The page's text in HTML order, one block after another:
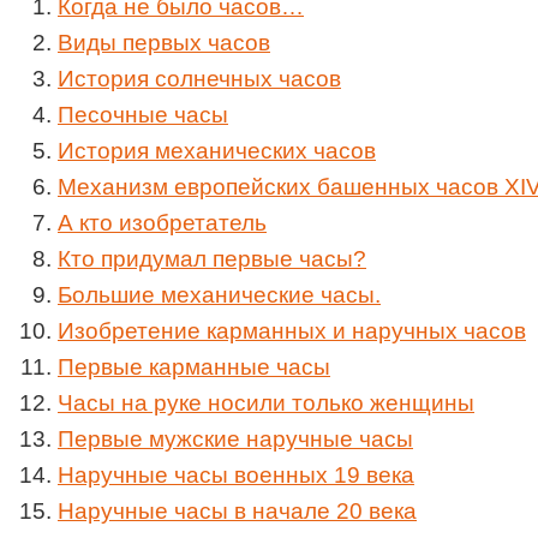
Когда не было часов…
Виды первых часов
История солнечных часов
Песочные часы
История механических часов
Механизм европейских башенных часов
А кто изобретатель
Кто придумал первые часы?
Большие механические часы.
Изобретение карманных и наручных часов
Первые карманные часы
Часы на руке носили только женщины
Первые мужские наручные часы
Наручные часы военных 19 века
Наручные часы в начале 20 века